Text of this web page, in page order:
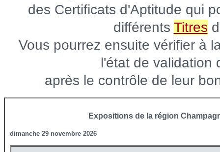
des Certificats d'Aptitude qui
différents Titres
Vous pourrez ensuite vérifier à
l'état de validation
après le contrôle de leur
Expositions de la région
dimanche 29 novembre 2026